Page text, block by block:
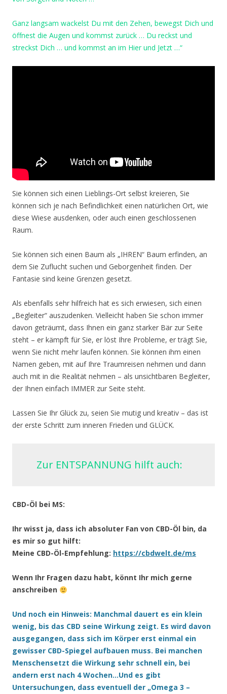
Ganz langsam wackelst Du mit den Zehen, bewegst Dich und
öffnest die Augen und kommst zurück … Du reckst und
streckst Dich … und kommst an im Hier und Jetzt …“
Sie können sich einen Lieblings-Ort selbst kreieren, Sie
können sich je nach Befindlichkeit einen natürlichen Ort, wie
diese Wiese ausdenken, oder auch einen geschlossenen
Raum.
Sie können sich einen Baum als „IHREN“ Baum erfinden, an
dem Sie Zuflucht suchen und Geborgenheit finden. Der
Fantasie sind keine Grenzen gesetzt.
Als ebenfalls sehr hilfreich hat es sich erwiesen, sich einen
„Begleiter“ auszudenken. Vielleicht haben Sie schon immer
davon geträumt, dass Ihnen ein ganz starker Bär zur Seite
steht – er kämpft für Sie, er löst Ihre Probleme, er trägt Sie,
wenn Sie nicht mehr laufen können. Sie können ihm einen
Namen geben, mit auf Ihre Traumreisen nehmen und dann
auch mit in die Realität nehmen – als unsichtbaren Begleiter,
der Ihnen einfach IMMER zur Seite steht.
Lassen Sie Ihr Glück zu, seien Sie mutig und kreativ – das ist
der erste Schritt zum inneren Frieden und GLÜCK.
Zur ENTSPANNUNG hilft auch:
CBD-Öl bei MS:
Ihr wisst ja, dass ich absoluter Fan von CBD-Öl bin, da
es mir so gut hilft:
Meine CBD-Öl-Empfehlung: https://cbdwelt.de/ms
Wenn Ihr Fragen dazu habt, könnt Ihr mich gerne
anschreiben
Und noch ein Hinweis: Manchmal dauert es ein klein
wenig, bis das CBD seine Wirkung zeigt. Es wird davon
ausgegangen, dass sich im Körper erst einmal ein
gewisser CBD-Spiegel aufbauen muss. Bei manchen
Menschensetzt die Wirkung sehr schnell ein, bei
andern erst nach 4 Wochen…Und es gibt
Untersuchungen, dass eventuell der „Omega 3 –